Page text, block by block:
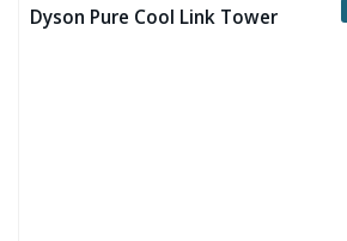
Dyson Pure Cool Link Tower